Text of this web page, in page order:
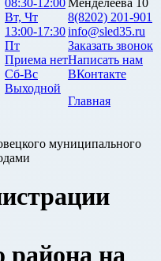
08:30-12:00
Вт, Чт
13:00-17:30
Пт
Приема нет
Сб-Вс
Выходной
Менделеева 10
8(8202) 201-901
info@sled35.ru
Заказать звонок
Написать нам
ВКонтакте
Главная
муниципального
района на